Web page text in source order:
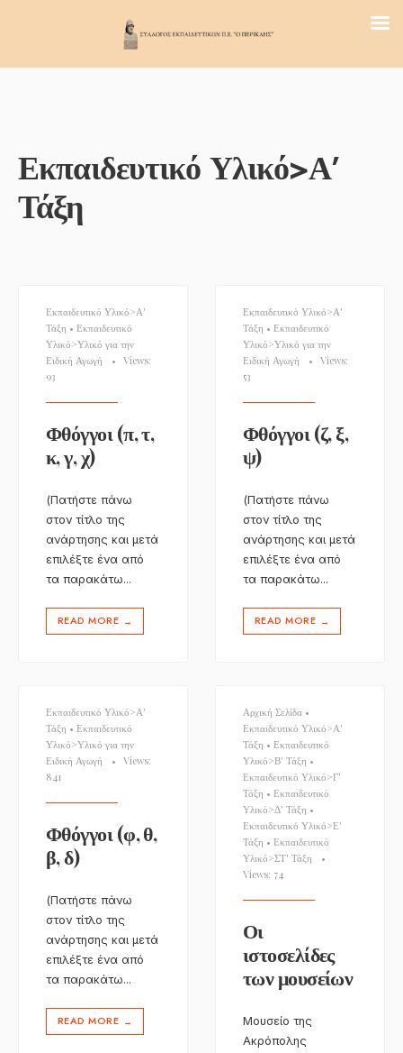
Εκπαιδευτικό Υλικό>Α’
Τάξη
Εκπαιδευτικό Υλικό>Α'
Τάξη • Εκπαιδευτικό
Υλικό>Υλικό για την
Ειδική Αγωγή
• Views:
93
Φθόγγοι (π, τ,
κ, γ, χ)
(Πατήστε πάνω
στον τίτλο της
ανάρτησης και μετά
επιλέξτε ένα από
τα παρακάτω...
READ MORE →
Εκπαιδευτικό Υλικό>Α'
Τάξη • Εκπαιδευτικό
Υλικό>Υλικό για την
Ειδική Αγωγή
• Views:
53
Φθόγγοι (ζ, ξ,
ψ)
(Πατήστε πάνω
στον τίτλο της
ανάρτησης και μετά
επιλέξτε ένα από
τα παρακάτω...
READ MORE →
Εκπαιδευτικό Υλικό>Α'
Τάξη • Εκπαιδευτικό
Υλικό>Υλικό για την
Ειδική Αγωγή
• Views:
841
Φθόγγοι (φ, θ,
β, δ)
(Πατήστε πάνω
στον τίτλο της
ανάρτησης και μετά
επιλέξτε ένα από
τα παρακάτω...
READ MORE →
Αρχική Σελίδα •
Εκπαιδευτικό Υλικό>Α'
Τάξη • Εκπαιδευτικό
Υλικό>Β' Τάξη •
Εκπαιδευτικό Υλικό>Γ'
Τάξη • Εκπαιδευτικό
Υλικό>Δ' Τάξη •
Εκπαιδευτικό Υλικό>Ε'
Τάξη • Εκπαιδευτικό
Υλικό>ΣΤ' Τάξη
•
Views: 74
Οι
ιστοσελίδες
των μουσείων
Μουσείο της
Ακρόπολης